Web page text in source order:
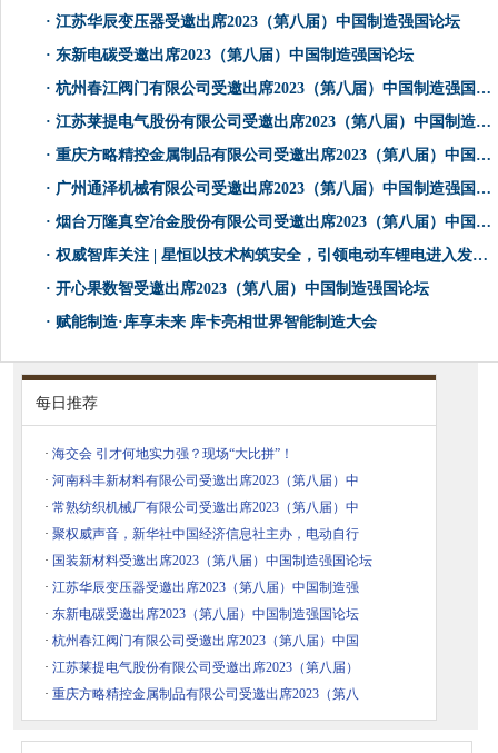
· 江苏华辰变压器受邀出席2023（第八届）中国制造强国论坛
· 东新电碳受邀出席2023（第八届）中国制造强国论坛
· 杭州春江阀门有限公司受邀出席2023（第八届）中国制造强国论坛
· 江苏莱提电气股份有限公司受邀出席2023（第八届）中国制造强国论坛
· 重庆方略精控金属制品有限公司受邀出席2023（第八届）中国制造强国论坛
· 广州通泽机械有限公司受邀出席2023（第八届）中国制造强国论坛
· 烟台万隆真空冶金股份有限公司受邀出席2023（第八届）中国制造强国论坛
· 权威智库关注 | 星恒以技术构筑安全，引领电动车锂电进入发展新周期
· 开心果数智受邀出席2023（第八届）中国制造强国论坛
· 赋能制造·库享未来 库卡亮相世界智能制造大会
每日推荐
· 海交会 引才何地实力强？现场“大比拼”！
· 河南科丰新材料有限公司受邀出席2023（第八届）中
· 常熟纺织机械厂有限公司受邀出席2023（第八届）中
· 聚权威声音，新华社中国经济信息社主办，电动自行
· 国装新材料受邀出席2023（第八届）中国制造强国论坛
· 江苏华辰变压器受邀出席2023（第八届）中国制造强
· 东新电碳受邀出席2023（第八届）中国制造强国论坛
· 杭州春江阀门有限公司受邀出席2023（第八届）中国
· 江苏莱提电气股份有限公司受邀出席2023（第八届）
· 重庆方略精控金属制品有限公司受邀出席2023（第八